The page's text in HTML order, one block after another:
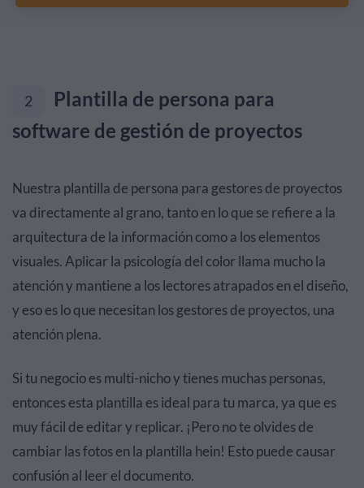
2
Plantilla de persona para
software de gestión de proyectos
Nuestra plantilla de persona para gestores de proyectos
va directamente al grano, tanto en lo que se refiere a la
arquitectura de la información como a los elementos
visuales. Aplicar la psicología del color llama mucho la
atención y mantiene a los lectores atrapados en el diseño,
y eso es lo que necesitan los gestores de proyectos, una
atención plena.
Si tu negocio es multi-nicho y tienes muchas personas,
entonces esta plantilla es ideal para tu marca, ya que es
muy fácil de editar y replicar. ¡Pero no te olvides de
cambiar las fotos en la plantilla hein! Esto puede causar
confusión al leer el documento.